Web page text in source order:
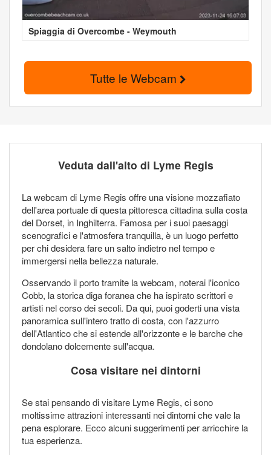
Spiaggia di Overcombe - Weymouth
Tutte le Webcam
Veduta dall'alto di Lyme Regis
La webcam di Lyme Regis offre una visione mozzafiato
dell'area portuale di questa pittoresca cittadina sulla costa
del Dorset, in Inghilterra. Famosa per i suoi paesaggi
scenografici e l'atmosfera tranquilla, è un luogo perfetto
per chi desidera fare un salto indietro nel tempo e
immergersi nella bellezza naturale.
Osservando il porto tramite la webcam, noterai l'iconico
Cobb, la storica diga foranea che ha ispirato scrittori e
artisti nel corso dei secoli. Da qui, puoi goderti una vista
panoramica sull'intero tratto di costa, con l'azzurro
dell'Atlantico che si estende all'orizzonte e le barche che
dondolano dolcemente sull'acqua.
Cosa visitare nei dintorni
Se stai pensando di visitare Lyme Regis, ci sono
moltissime attrazioni interessanti nei dintorni che vale la
pena esplorare. Ecco alcuni suggerimenti per arricchire la
tua esperienza.